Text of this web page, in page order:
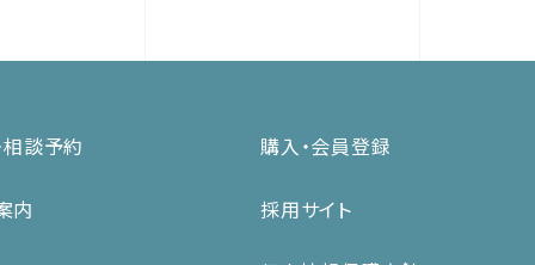
相談予約
内
購入・会員登録
採用サイト